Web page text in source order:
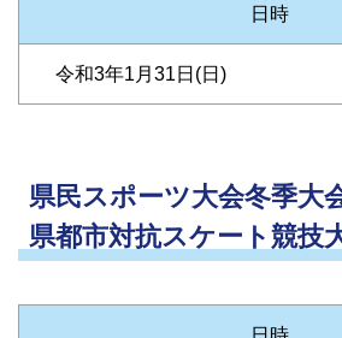
日時
令和3年1月31日(日)
県民スポーツ大会冬季大
県都市対抗スケート競技